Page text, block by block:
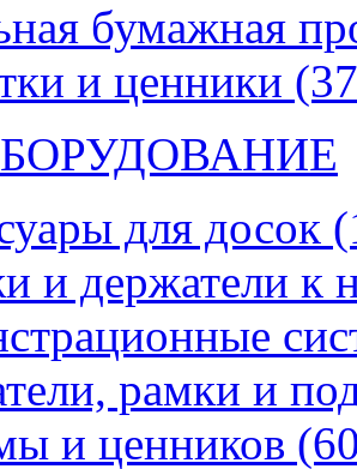
бумажная
и ценники
для досок
и держатели к
рамки и
и ценников